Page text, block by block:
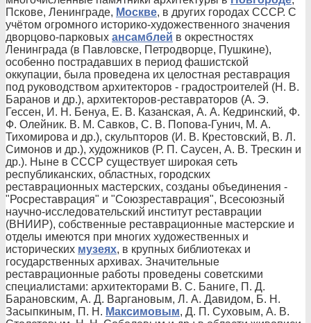
Пскове, Ленинграде, Москве, в других городах СССР. С
учётом огромного историко-художественного значения
дворцово-парковых ансамблей в окрестностях
Ленинграда (в Павловске, Петродворце, Пушкине),
особенно пострадавших в период фашистской
оккупации, была проведена их целостная реставрация
под руководством архитекторов - градостроителей (Н. В.
Баранов и др.), архитекторов-реставраторов (А. Э.
Гессен, И. Н. Бенуа, Е. В. Казанская, А. А. Кедринский, Ф.
Ф. Олейник. В. М. Савков, С. В. Попова-Гунич, М. А.
Тихомирова и др.), скульпторов (И. В. Крестовский, В. Л.
Симонов и др.), художников (Р. П. Саусен, А. В. Трескин и
др.). Ныне в СССР существует широкая сеть
республиканских, областных, городских
реставрационных мастерских, созданы объединения -
"Росреставрация" и "Союзреставрация", Всесоюзный
научно-исследовательский институт реставрации
(ВНИИР), собственные реставрационные мастерские и
отделы имеются при многих художественных и
исторических музеях, в крупных библиотеках и
государственных архивах. Значительные
реставрационные работы проведены советскими
специалистами: архитекторами В. С. Баниге, П. Д.
Барановским, А. Д. Варгановым, Л. А. Давидом, Б. Н.
Засыпкиным, П. Н. Максимовым, Д. П. Суховым, А. В.